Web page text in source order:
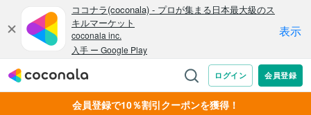
会員登録で10％割引クーポンを獲得！